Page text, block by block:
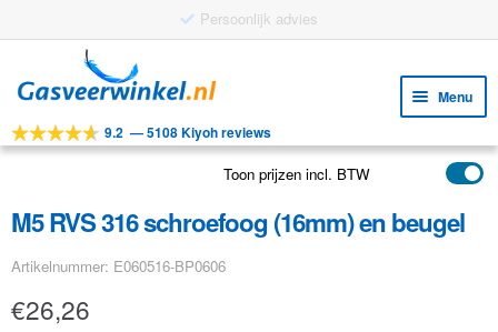
Gratis verzending vanaf €25
door
navigatie
naar
inhoud
Menu
Tools
Toepassingen
Klantenservice
FAQ
9.2 —5108 Kiyoh reviews
Toon prijzen incl. BTW
M5 RVS 316 schroefoog (16mm) en beugel
Artikelnummer: E060516-BP0606
€26,26